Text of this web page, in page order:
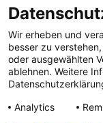
Wir erheben und
besser zu
oder ausgewählten
ablehnen. Weitere
Analytics